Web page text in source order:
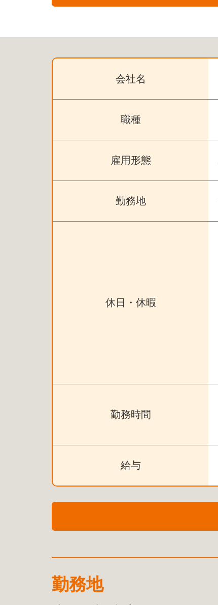
会社名
職種
雇用形態
勤務地
休日・休暇
勤務時間
給与
勤務地